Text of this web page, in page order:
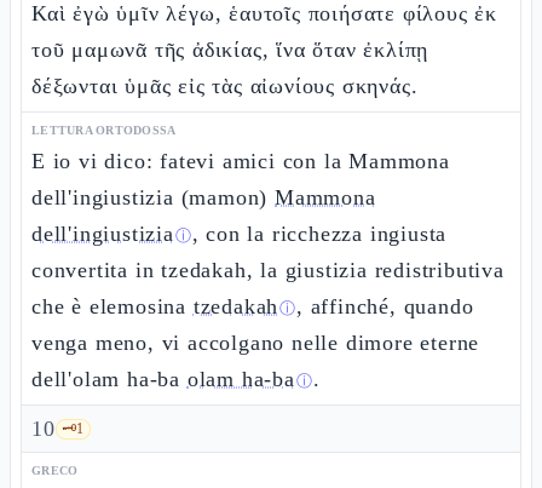
Καὶ ἐγὼ ὑμῖν λέγω, ἑαυτοῖς ποιήσατε φίλους ἐκ
τοῦ μαμωνᾶ τῆς ἀδικίας, ἵνα ὅταν ἐκλίπῃ
δέξωνται ὑμᾶς εἰς τὰς αἰωνίους σκηνάς.
LETTURA ORTODOSSA
E io vi dico: fatevi amici con la Mammona
dell'ingiustizia (mamon)Mammona
dell'ingiustiziaⓘ, con la ricchezza ingiusta
convertita in tzedakah, la giustizia redistributiva
che è elemosina tzedakahⓘ, affinché, quando
venga meno, vi accolgano nelle dimore eterne
dell'olam ha-ba olam ha-baⓘ.
10 🗝️1
GRECO